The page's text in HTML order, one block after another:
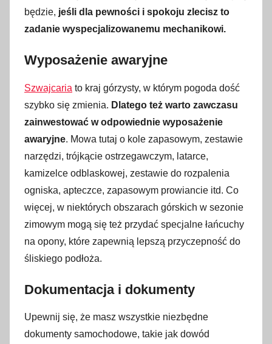
będzie, jeśli dla pewności i spokoju zlecisz to
zadanie wyspecjalizowanemu mechanikowi.
Wyposażenie awaryjne
Szwajcaria to kraj górzysty, w którym pogoda dość
szybko się zmienia. Dlatego też warto zawczasu
zainwestować w odpowiednie wyposażenie
awaryjne. Mowa tutaj o kole zapasowym, zestawie
narzędzi, trójkącie ostrzegawczym, latarce,
kamizelce odblaskowej, zestawie do rozpalenia
ogniska, apteczce, zapasowym prowiancie itd. Co
więcej, w niektórych obszarach górskich w sezonie
zimowym mogą się też przydać specjalne łańcuchy
na opony, które zapewnią lepszą przyczepność do
śliskiego podłoża.
Dokumentacja i dokumenty
Upewnij się, że masz wszystkie niezbędne
dokumenty samochodowe, takie jak dowód